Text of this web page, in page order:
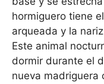
hormiguero tiene
arqueada y la
Este animal
dormir durante el
nueva madriguera